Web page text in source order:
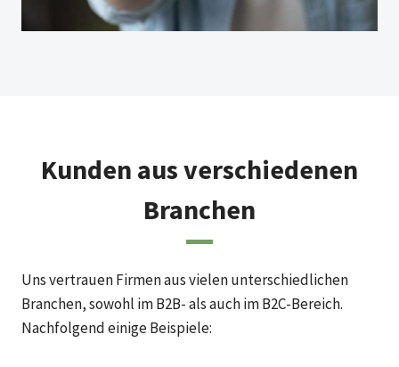
Kunden aus verschiedenen
Branchen
Uns vertrauen Firmen aus vielen unterschiedlichen
Branchen, sowohl im B2B- als auch im B2C-Bereich.
Nachfolgend einige Beispiele: